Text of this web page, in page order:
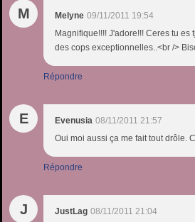
M Melyne 09/11/2011 19:54
Magnifique!!!! J'adore!!! Ceres tu
des cops exceptionnelles..<br />
Répondre
E Evenusia 08/11/2011 21:57
Oui moi aussi ça me fait tout drôle.
Répondre
J JustLag 08/11/2011 21:04